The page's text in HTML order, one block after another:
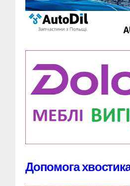
Допомога